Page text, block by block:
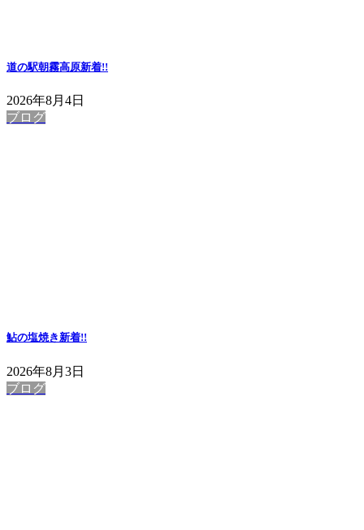
道の駅朝霧高原新着!!
2026年8月4日
ブログ
鮎の塩焼き新着!!
2026年8月3日
ブログ